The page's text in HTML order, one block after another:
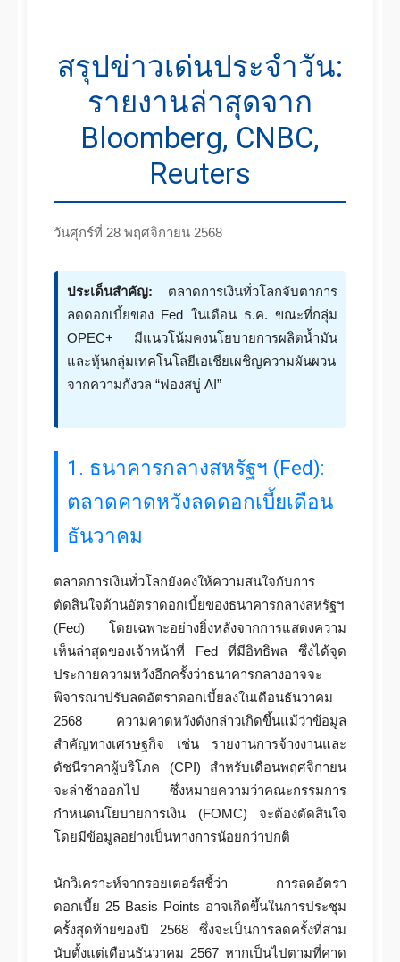
สรุปข่าวเด่นประจำวัน:
รายงานล่าสุดจาก
Bloomberg, CNBC,
Reuters
วันศุกร์ที่ 28 พฤศจิกายน 2568
ประเด็นสำคัญ: ตลาดการเงินทั่วโลกจับตาการ
ลดดอกเบี้ยของ Fed ในเดือน ธ.ค. ขณะที่กลุ่ม
OPEC+ มีแนวโน้มคงนโยบายการผลิตน้ำมัน
และหุ้นกลุ่มเทคโนโลยีเอเชียเผชิญความผันผวน
จากความกังวล “ฟองสบู่ AI”
1. ธนาคารกลางสหรัฐฯ (Fed):
ตลาดคาดหวังลดดอกเบี้ยเดือน
ธันวาคม
ตลาดการเงินทั่วโลกยังคงให้ความสนใจกับการ
ตัดสินใจด้านอัตราดอกเบี้ยของธนาคารกลางสหรัฐฯ
(Fed) โดยเฉพาะอย่างยิ่งหลังจากการแสดงความ
เห็นล่าสุดของเจ้าหน้าที่ Fed ที่มีอิทธิพล ซึ่งได้จุด
ประกายความหวังอีกครั้งว่าธนาคารกลางอาจจะ
พิจารณาปรับลดอัตราดอกเบี้ยลงในเดือนธันวาคม
2568 ความคาดหวังดังกล่าวเกิดขึ้นแม้ว่าข้อมูล
สำคัญทางเศรษฐกิจ เช่น รายงานการจ้างงานและ
ดัชนีราคาผู้บริโภค (CPI) สำหรับเดือนพฤศจิกายน
จะล่าช้าออกไป ซึ่งหมายความว่าคณะกรรมการ
กำหนดนโยบายการเงิน (FOMC) จะต้องตัดสินใจ
โดยมีข้อมูลอย่างเป็นทางการน้อยกว่าปกติ
นักวิเคราะห์จากรอยเตอร์สชี้ว่า การลดอัตรา
ดอกเบี้ย 25 Basis Points อาจเกิดขึ้นในการประชุม
ครั้งสุดท้ายของปี 2568 ซึ่งจะเป็นการลดครั้งที่สาม
นับตั้งแต่เดือนธันวาคม 2567 หากเป็นไปตามที่คาด